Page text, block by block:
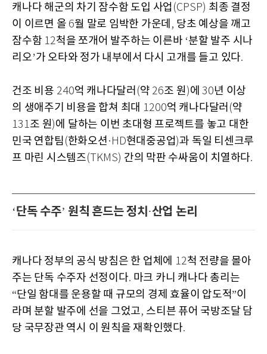
캐나다 해군의 차기 잠수함 도입 사업 (CPSP) 최종 결정
이 이르면 올 6월 말로 임박한 가운데 , 당초 예상을 깨고
잠수함 12척을 쪼개어 발주하는 이른바 ‘분할 발주 시나
리오’가 오타와 정가 내부에서 다시 고개를 들고 있다.
건조 비용 240억 캐나다달러 (약 26조 원 )에 30년 이상
의 생애주기 비용을 합쳐 최대 1200억 캐나다달러 (약
131조 원)에 달하는 이번 초대형 프로젝트를 놓고 대한
민국 연합팀 (한화오션 ·HD현대중공업)과 독일 티센크루
프 마린 시스템즈(TKMS) 간의 막판 수싸움이 치열하다.
‘단독 수주’ 원칙 흔드는 정치 ·산업 논리
캐나다 정부의 공식 방침은 한 업체에 12척 전량을 몰아
주는 단독 수주자 선정이다. 마크 카니 캐나다 총리는
“단일 함대를 운용할 때 규모의 경제 효율이 압도적”이
라며 분할 발주에 선을 그었고, 스티븐 퓨어 국방조달 담
당 국무장관 역시 이 원칙을 재확인했다.